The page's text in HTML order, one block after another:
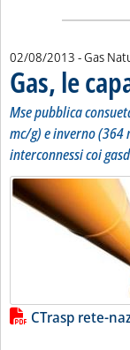
02/08/2013 - Gas
Gas, le
Mse pubblica
mc/g) e inverno
interconnessi coi
Lista allegati
CTrasp rete-